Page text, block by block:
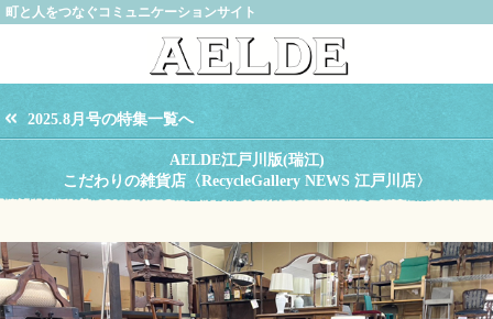
町と人をつなぐコミュニケーションサイト
2025.8月号の特集一覧へ
AELDE江戸川版(瑞江)
こだわりの雑貨店〈RecycleGallery NEWS 江戸川店〉